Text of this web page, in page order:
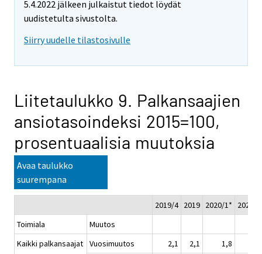
5.4.2022 jälkeen julkaistut tiedot löydät
uudistetulta sivustolta.
Siirry uudelle tilastosivulle
Liitetaulukko 9. Palkansaajien
ansiotasoindeksi 2015=100,
prosentuaalisia muutoksia
Avaa taulukko
suurempana
2019/4 2019 2020/1*
2020/
Toimiala
Muutos
Kaikki palkansaajat
Vuosimuutos 2,1 2,1 1,8